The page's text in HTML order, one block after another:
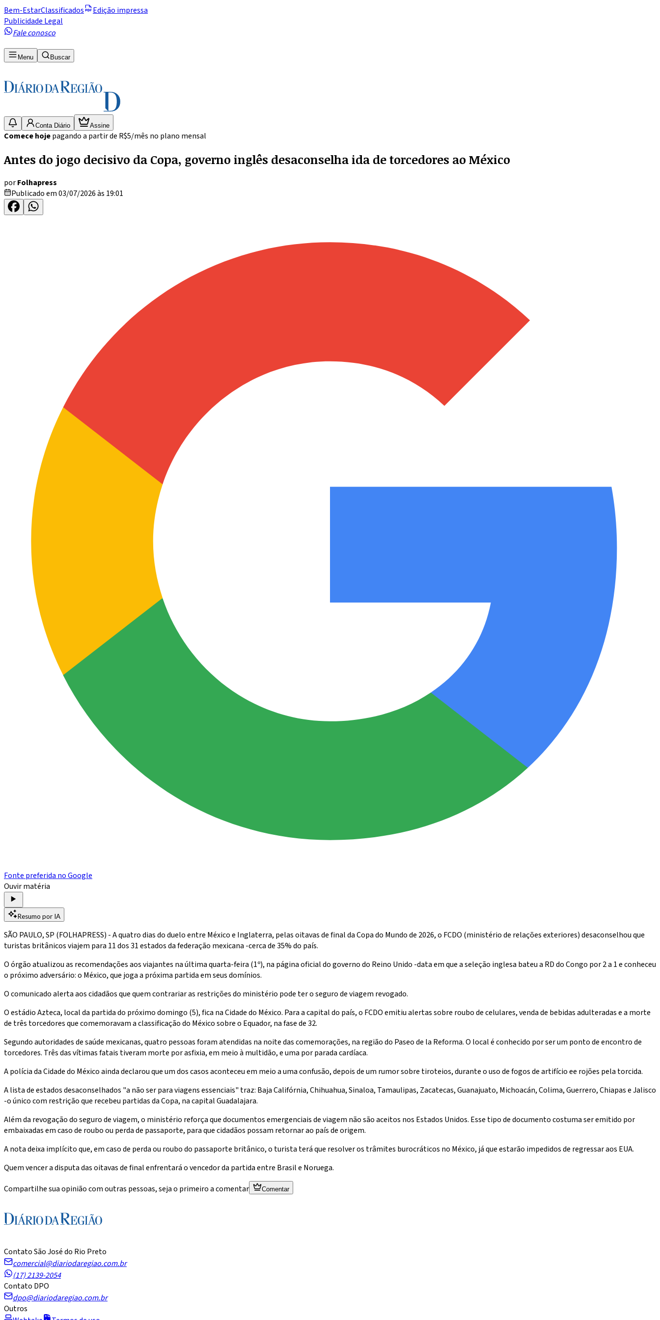
Bem-EstarClassificados
Edição impressa
Publicidade Legal
Fale conosco
Menu Buscar
Conta Diário Assine
Comece hojepagando a partir de R$5/mês no plano mensal
Antes do jogo decisivo da Copa, governo inglês desaconselha ida de torcedores ao México
porFolhapress
Publicado em 03/07/2026 às 19:01
Fonte preferida no Google
Ouvir matéria
Resumo por IA
SÃO PAULO, SP (FOLHAPRESS) - A quatro dias do duelo entre México e Inglaterra, pelas oitavas de final da Copa do Mundo de 2026, o FCDO (ministério de relações exteriores) desaconselhou que
turistas britânicos viajem para 11 dos 31 estados da federação mexicana -cerca de 35% do país.
O órgão atualizou as recomendações aos viajantes na última quarta-feira (1º), na página oficial do governo do Reino Unido -data em que a seleção inglesa bateu a RD do Congo por 2 a 1 e conheceu
o próximo adversário: o México, que joga a próxima partida em seus domínios.
O comunicado alerta aos cidadãos que quem contrariar as restrições do ministério pode ter o seguro de viagem revogado.
O estádio Azteca, local da partida do próximo domingo (5), fica na Cidade do México. Para a capital do país, o FCDO emitiu alertas sobre roubo de celulares, venda de bebidas adulteradas e a morte
de três torcedores que comemoravam a classificação do México sobre o Equador, na fase de 32.
Segundo autoridades de saúde mexicanas, quatro pessoas foram atendidas na noite das comemorações, na região do Paseo de la Reforma. O local é conhecido por ser um ponto de encontro de
torcedores. Três das vítimas fatais tiveram morte por asfixia, em meio à multidão, e uma por parada cardíaca.
A polícia da Cidade do México ainda declarou que um dos casos aconteceu em meio a uma confusão, depois de um rumor sobre tiroteios, durante o uso de fogos de artifício ee rojões pela torcida.
A lista de estados desaconselhados "a não ser para viagens essenciais" traz: Baja Califórnia, Chihuahua, Sinaloa, Tamaulipas, Zacatecas, Guanajuato, Michoacán, Colima, Guerrero, Chiapas e Jalisco
-o único com restrição que recebeu partidas da Copa, na capital Guadalajara.
Além da revogação do seguro de viagem, o ministério reforça que documentos emergenciais de viagem não são aceitos nos Estados Unidos. Esse tipo de documento costuma ser emitido por
embaixadas em caso de roubo ou perda de passaporte, para que cidadãos possam retornar ao país de origem.
A nota deixa implícito que, em caso de perda ou roubo do passaporte britânico, o turista terá que resolver os trâmites burocráticos no México, já que estarão impedidos de regressar aos EUA.
Quem vencer a disputa das oitavas de final enfrentará o vencedor da partida entre Brasil e Noruega.
Compartilhe sua opinião com outras pessoas, seja o primeiro a comentar
Comentar
Contato São José do Rio Preto
comercial@diariodaregiao.com.br
(17) 2139-2054
Contato DPO
dpo@diariodaregiao.com.br
Outros